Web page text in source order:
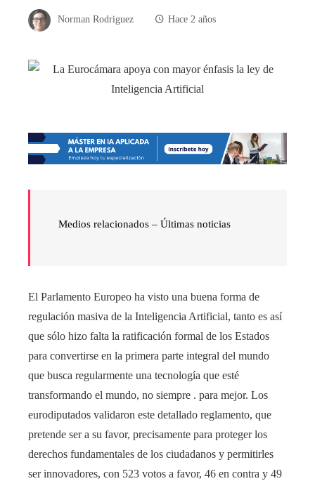
Norman Rodriguez Hace 2 años
Medios relacionados – Últimas noticias
El Parlamento Europeo ha visto una buena forma de
regulación masiva de la Inteligencia Artificial, tanto es así
que sólo hizo falta la ratificación formal de los Estados
para convertirse en la primera parte integral del mundo
que busca regularmente una tecnología que esté
transformando el mundo, no siempre . para mejor. Los
eurodiputados validaron este detallado reglamento, que
pretende ser a su favor, precisamente para proteger los
derechos fundamentales de los ciudadanos y permitirles
ser innovadores, con 523 votos a favor, 46 en contra y 49